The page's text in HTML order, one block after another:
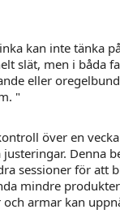
kan inte tänka
slät, men i båda
eller
"
över en
Denna
sessioner för att
mindre
armar kan